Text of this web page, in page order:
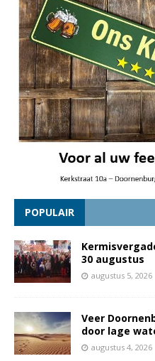
POPULAIR
30 augustus
augustus 5, 2026
Veer
door lage
augustus 4, 2026